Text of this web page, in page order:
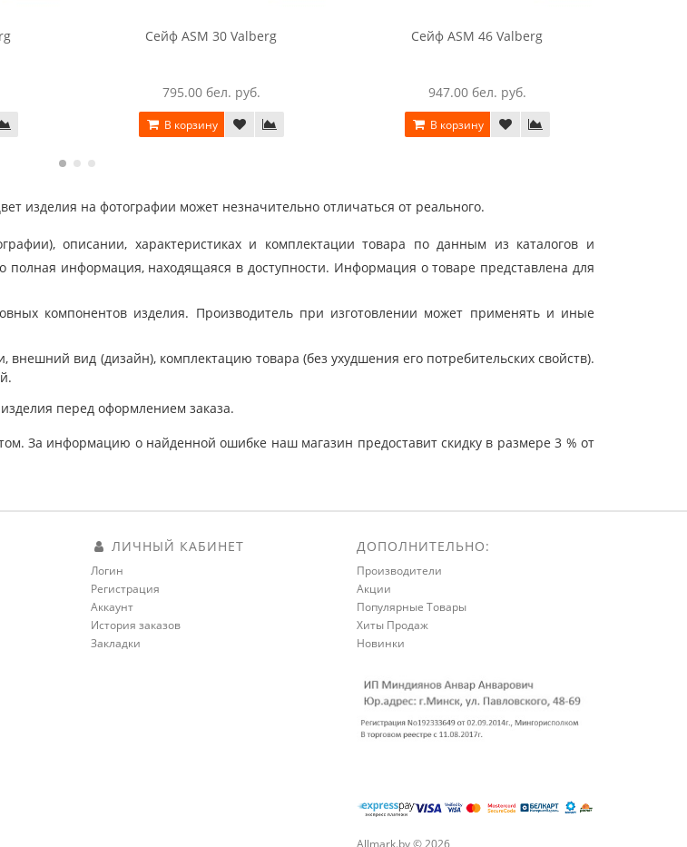
Сейф ASM 30 Valberg
795.00 бел. руб.
В корзину
Сейф ASM 46 Valberg
947.00 бел. руб.
В корзину
изделия на фотографии может незначительно отличаться от реального.
описании, характеристиках и комплектации товара по данным из каталогов и
полная информация, находящаяся в доступности. Информация о товаре представлена для
компонентов изделия. Производитель при изготовлении может применять и иные
вид (дизайн), комплектацию товара (без ухудшения его потребительских свойств).
перед оформлением заказа.
За информацию о найденной ошибке наш магазин предоставит скидку в размере 3 % от
ЛИЧНЫЙ КАБИНЕТ
Логин
Регистрация
Аккаунт
История заказов
Закладки
ДОПОЛНИТЕЛЬНО:
Производители
Акции
Популярные Товары
Хиты Продаж
Новинки